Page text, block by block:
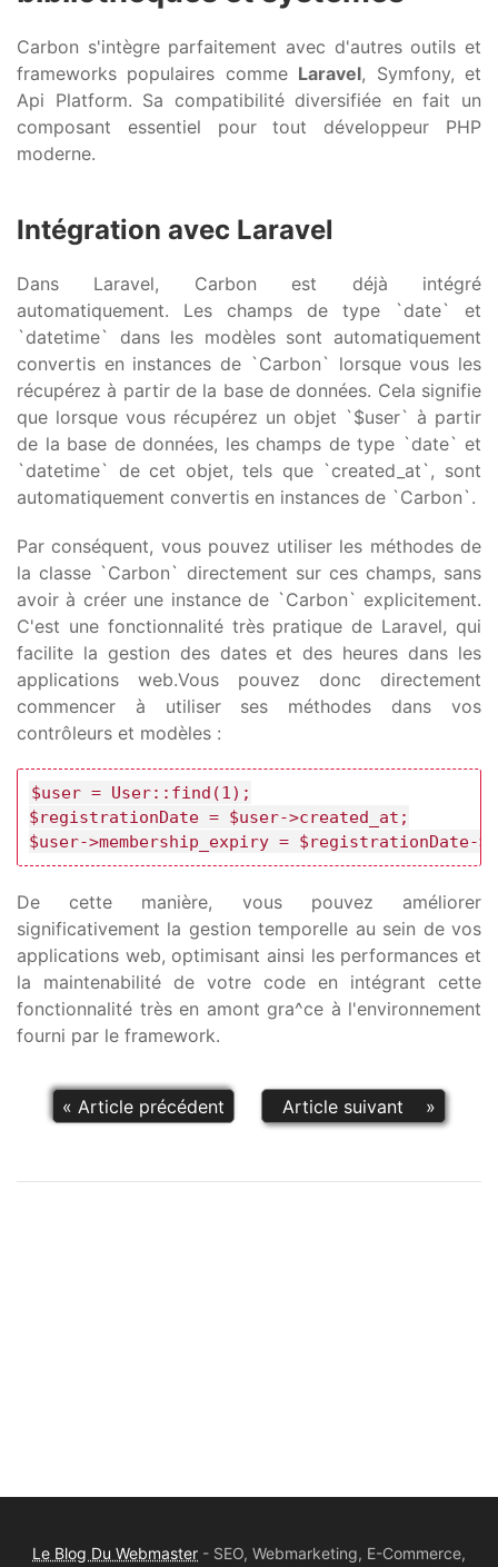
Carbon s'intègre parfaitement avec d'autres outils et
frameworks populaires comme Laravel, Symfony, et
Api Platform. Sa compatibilité diversifiée en fait un
composant essentiel pour tout développeur PHP
moderne.
Intégration avec Laravel
Dans Laravel, Carbon est déjà intégré
automatiquement. Les champs de type `date` et
`datetime` dans les modèles sont automatiquement
convertis en instances de `Carbon` lorsque vous les
récupérez à partir de la base de données. Cela signifie
que lorsque vous récupérez un objet `$user` à partir
de la base de données, les champs de type `date` et
`datetime` de cet objet, tels que `created_at`, sont
automatiquement convertis en instances de `Carbon`.
Par conséquent, vous pouvez utiliser les méthodes de
la classe `Carbon` directement sur ces champs, sans
avoir à créer une instance de `Carbon` explicitement.
C'est une fonctionnalité très pratique de Laravel, qui
facilite la gestion des dates et des heures dans les
applications web.Vous pouvez donc directement
commencer à utiliser ses méthodes dans vos
contrôleurs et modèles :
$user = User::find(1);
$registrationDate = $user->created_at;
$user->membership_expiry = $registrationDate-
De cette manière, vous pouvez améliorer
significativement la gestion temporelle au sein de vos
applications web, optimisant ainsi les performances et
la maintenabilité de votre code en intégrant cette
fonctionnalité très en amont gra^ce à l'environnement
fourni par le framework.
« Article précédent Article suivant »
Le Blog Du Webmaster - SEO, Webmarketing, E-Commerce,